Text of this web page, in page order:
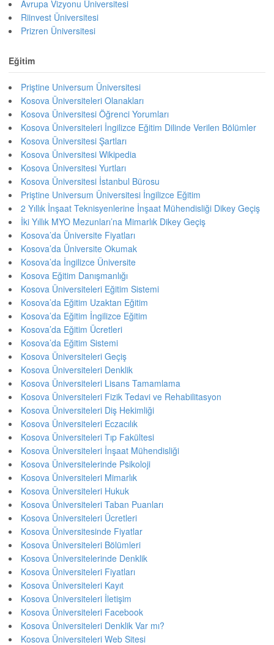
Avrupa Vizyonu Üniversitesi
Riinvest Üniversitesi
Prizren Üniversitesi
Eğitim
Priştine Universum Üniversitesi
Kosova Üniversiteleri Olanakları
Kosova Üniversitesi Öğrenci Yorumları
Kosova Üniversiteleri İngilizce Eğitim Dilinde Verilen Bölümler
Kosova Üniversitesi Şartları
Kosova Üniversitesi Wikipedia
Kosova Üniversitesi Yurtları
Kosova Üniversitesi İstanbul Bürosu
Priştine Universum Üniversitesi İngilizce Eğitim
2 Yıllık İnşaat Teknisyenlerine İnşaat Mühendisliği Dikey Geçiş
İki Yıllık MYO Mezunları’na Mimarlık Dikey Geçiş
Kosova’da Üniversite Fiyatları
Kosova’da Üniversite Okumak
Kosova’da İngilizce Üniversite
Kosova Eğitim Danışmanlığı
Kosova Üniversiteleri Eğitim Sistemi
Kosova’da Eğitim Uzaktan Eğitim
Kosova’da Eğitim İngilizce Eğitim
Kosova’da Eğitim Ücretleri
Kosova’da Eğitim Sistemi
Kosova Üniversiteleri Geçiş
Kosova Üniversiteleri Denklik
Kosova Üniversiteleri Lisans Tamamlama
Kosova Üniversiteleri Fizik Tedavi ve Rehabilitasyon
Kosova Üniversiteleri Diş Hekimliği
Kosova Üniversiteleri Eczacılık
Kosova Üniversiteleri Tıp Fakültesi
Kosova Üniversiteleri İnşaat Mühendisliği
Kosova Üniversitelerinde Psikoloji
Kosova Üniversiteleri Mimarlık
Kosova Üniversiteleri Hukuk
Kosova Üniversiteleri Taban Puanları
Kosova Üniversiteleri Ücretleri
Kosova Üniversitesinde Fiyatlar
Kosova Üniversiteleri Bölümleri
Kosova Üniversitelerinde Denklik
Kosova Üniversiteleri Fiyatları
Kosova Üniversiteleri Kayıt
Kosova Üniversiteleri İletişim
Kosova Üniversiteleri Facebook
Kosova Üniversiteleri Denklik Var mı?
Kosova Üniversiteleri Web Sitesi